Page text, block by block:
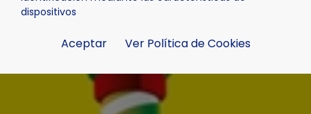
dispositivos
Aceptar Ver Política de Cookies